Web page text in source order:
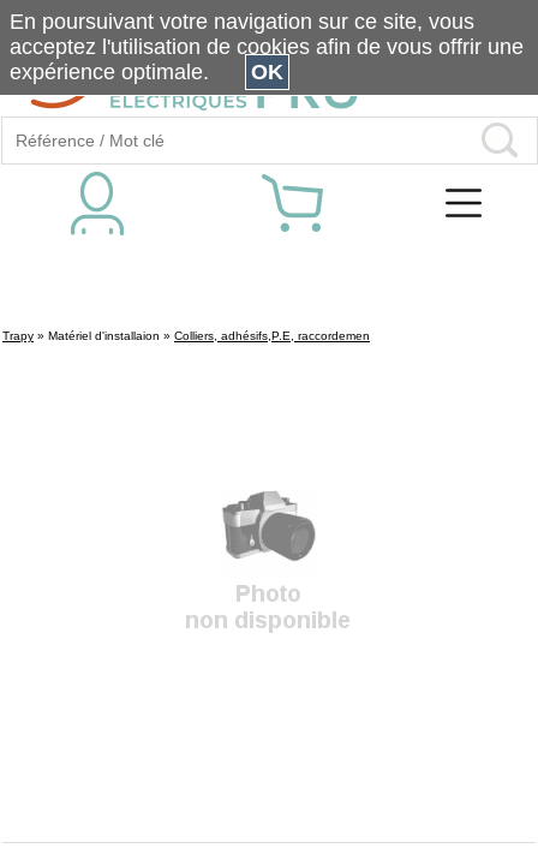
Trapy » Matériel d'installaion » Colliers, adhésifs,P.E, raccordemen
En poursuivant votre navigation sur ce site, vous
acceptez l'utilisation de cookies afin de vous offrir une
expérience optimale.
OK